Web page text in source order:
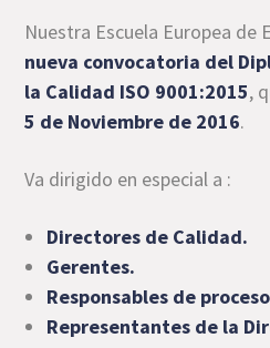
Nuestra Escuela Europea de
nueva convocatoria del
la Calidad ISO 9001:2015,
5 de Noviembre de 2016.
Va dirigido en especial a :
Directores de Calidad.
Gerentes.
Responsables de
Representantes de la